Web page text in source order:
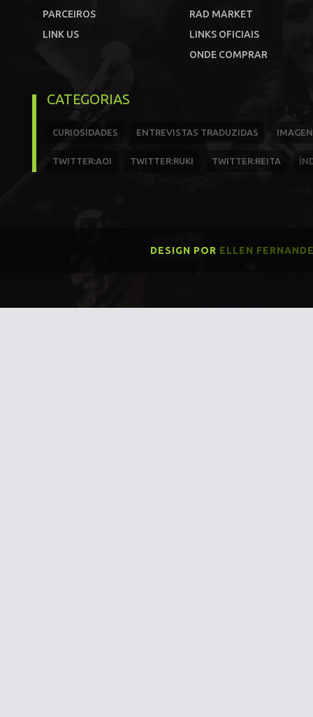
PARCEIROS
LINK US
RAD MARKET
LINKS OFICIAIS
ONDE COMPRAR
CATEGORIAS
CURIOSIDADES ENTREVISTAS TRADUZIDAS
TWITTER:AOI TWITTER:RUKI TWITTER:REITA
DESIGN POR ELLEN